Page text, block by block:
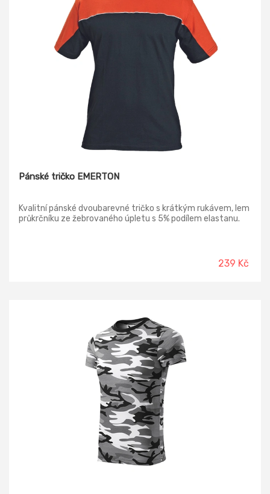
Pánské tričko EMERTON
Kvalitní pánské dvoubarevné tričko s krátkým rukávem, lem
průkrčníku ze žebrovaného úpletu s 5% podílem elastanu.
239 Kč